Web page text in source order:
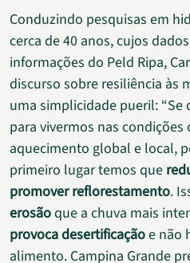
Conduzindo pesquisas em
cerca de 40 anos, cujos
informações do Peld Ripa,
discurso sobre resiliência às
uma simplicidade pueril:
para vivermos nas
aquecimento global e local,
primeiro lugar temos que
promover reflorestamento.
erosãoque a chuva mais
provoca desertificaçãoe não
alimento. Campina Grande